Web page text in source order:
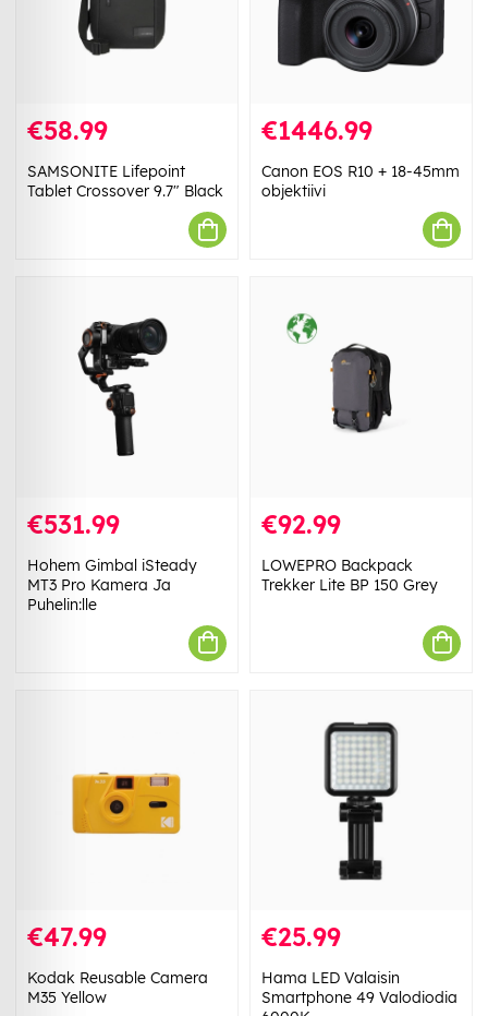
€58.99
SAMSONITE Lifepoint
Tablet Crossover 9.7" Black
€1446.99
Canon EOS R10 + 18-45mm
objektiivi
€531.99
Hohem Gimbal iSteady
MT3 Pro Kamera Ja
Puhelin:lle
€92.99
LOWEPRO Backpack
Trekker Lite BP 150 Grey
€47.99
Kodak Reusable Camera
M35 Yellow
€25.99
Hama LED Valaisin
Smartphone 49 Valodiodia